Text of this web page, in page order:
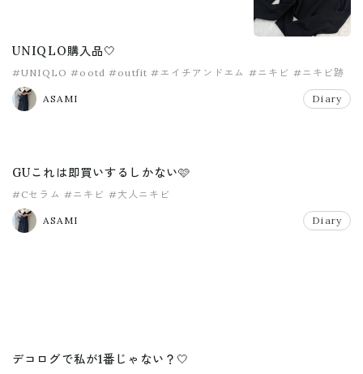
UNIQLO購入品🤍
#UNIQLO #ootd #outfit #エイチアンドエム #ニキビ #ニキビ跡
ASAMI Diary
GUこれは即買いするしかない🩷
#Cセラム #ニキビ #大人ニキビ
ASAMI Diary
デコログで私が1番じゃない？🤍